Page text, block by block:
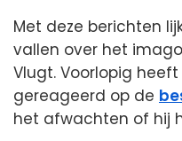
Met deze berichten
vallen over het
Vlugt. Voorlopig
gereageerd op de
het afwachten of hij